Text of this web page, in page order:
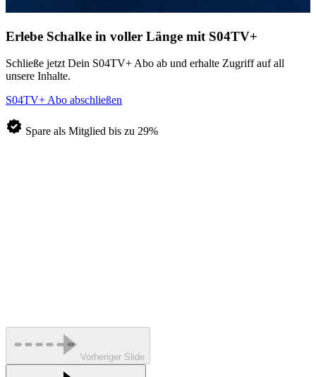
Erlebe Schalke in voller Länge mit S04TV+
Schließe jetzt Dein S04TV+ Abo ab und erhalte Zugriff auf all
unsere Inhalte.
S04TV+ Abo abschließen
Spare als Mitglied bis zu 29%
Vorheriger Slide